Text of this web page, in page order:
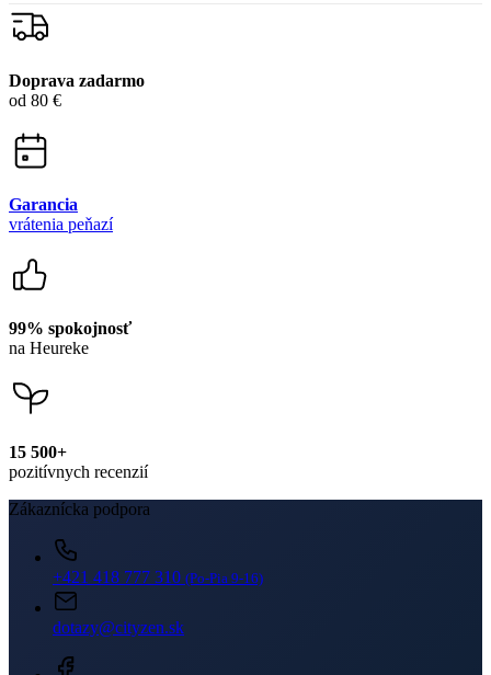
Doprava zadarmo
od 80 €
Garancia
vrátenia peňazí
99% spokojnosť
na Heureke
15 500+
pozitívnych recenzií
Zákaznícka podpora
+421 418 777 310 (Po-Pia 9-16)
dotazy@cityzen.sk